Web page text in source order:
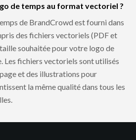
de temps au format vectoriel ?
de BrandCrowd est fourni dans
des fichiers vectoriels (PDF et
souhaitée pour votre logo de
Les fichiers vectoriels sont utilisés
et des illustrations pour
la même qualité dans tous les